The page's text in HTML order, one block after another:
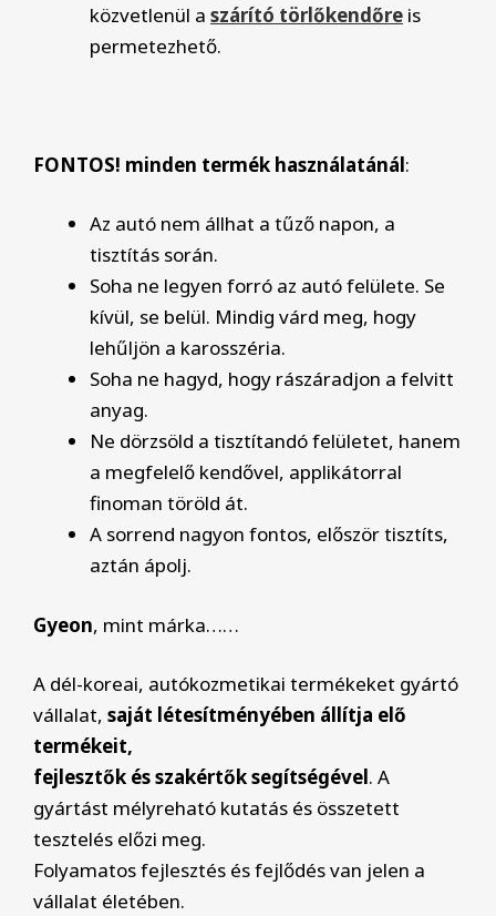
közvetlenül a szárító törlőkendőre is
permetezhető.
FONTOS! minden termék használatánál:
Az autó nem állhat a tűző napon, a
tisztítás során.
Soha ne legyen forró az autó felülete. Se
kívül, se belül. Mindig várd meg, hogy
lehűljön a karosszéria.
Soha ne hagyd, hogy rászáradjon a felvitt
anyag.
Ne dörzsöld a tisztítandó felületet, hanem
a megfelelő kendővel, applikátorral
finoman töröld át.
A sorrend nagyon fontos, először tisztíts,
aztán ápolj.
Gyeon, mint márka……
A dél-koreai, autókozmetikai termékeket gyártó
vállalat, saját létesítményében állítja elő
termékeit,
fejlesztők és szakértők segítségével. A
gyártást mélyreható kutatás és összetett
tesztelés előzi meg.
Folyamatos fejlesztés és fejlődés van jelen a
vállalat életében.